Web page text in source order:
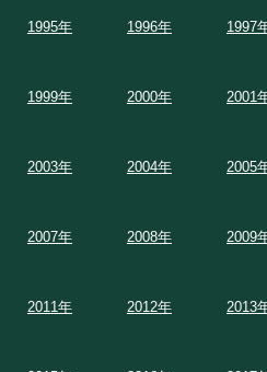
1995年 1996年 1997
1999年 2000年 2001
2003年 2004年 2005
2007年 2008年 2009
2011年 2012年 2013